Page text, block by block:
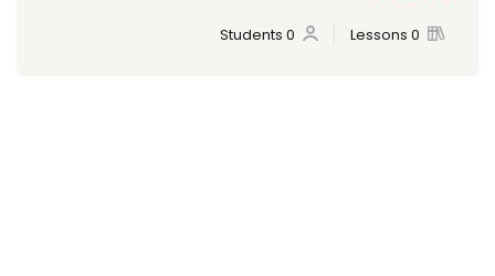
0 Lessons
0 Students